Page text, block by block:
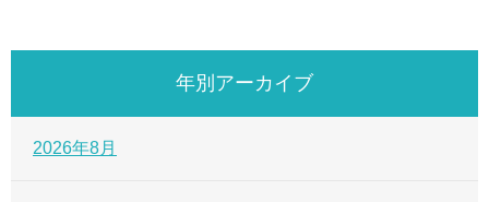
年別アーカイブ
2026年8月